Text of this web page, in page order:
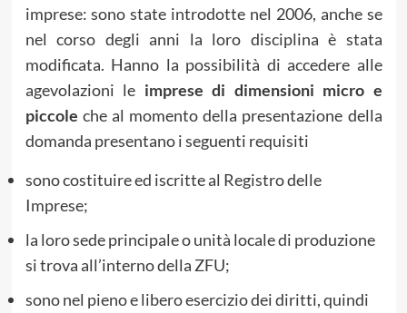
imprese: sono state introdotte nel 2006, anche se
nel corso degli anni la loro disciplina è stata
modificata. Hanno la possibilità di accedere alle
agevolazioni le imprese di dimensioni micro e
piccole che al momento della presentazione della
domanda presentano i seguenti requisiti
sono costituire ed iscritte al Registro delle
Imprese;
la loro sede principale o unità locale di produzione
si trova all’interno della ZFU;
sono nel pieno e libero esercizio dei diritti, quindi